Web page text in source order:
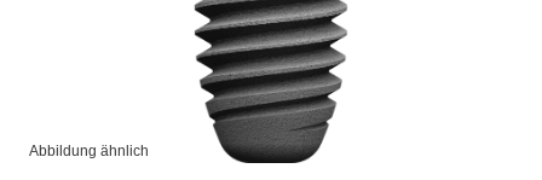
Abbildung ähnlich